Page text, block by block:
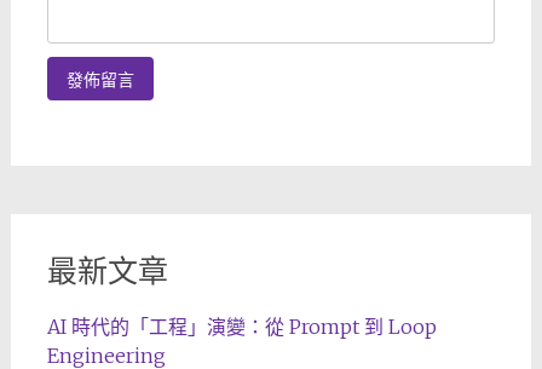
最新文章
AI 時代的「工程」演變：從 Prompt 到 Loop
Engineering